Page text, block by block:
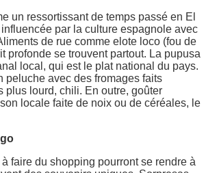
un ressortissant de temps passé en El
par la culture espagnole avec
de rue comme elote loco (fou de
profonde se trouvent partout. La pupusa
local, qui est le plat national du pays.
peluche avec des fromages faits
plus lourd, chili. En outre, goûter
locale faite de noix ou de céréales, le
faire du shopping pourront se rendre à